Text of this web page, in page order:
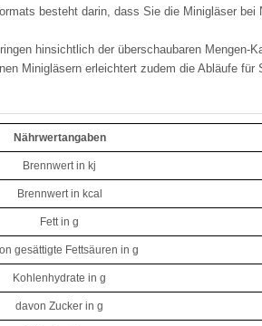
besteht darin, dass Sie die Minigläser
hinsichtlich der überschaubaren
Minigläsern erleichtert zudem die Abläufe für
Nährwertangaben
Brennwert in kj
Brennwert in kcal
Fett in g
gesättigte Fettsäuren in g
Kohlenhydrate in g
davon Zucker in g